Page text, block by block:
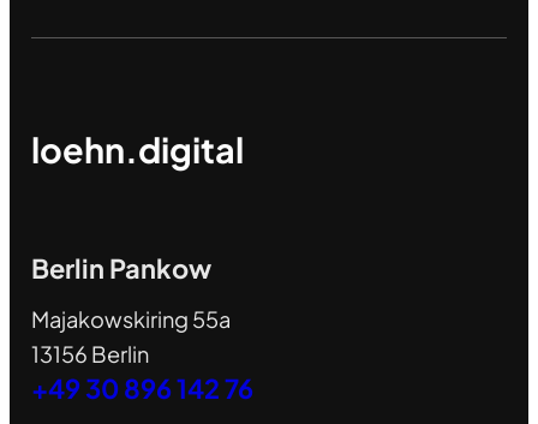
loehn.digital
Berlin Pankow
Majakowskiring 55a
13156 Berlin
+49 30 896 142 76